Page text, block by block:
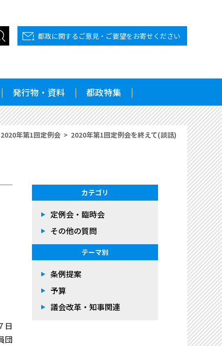
都政に関するご意見・ご要望をお寄せください
発行物・資料 都政特集
2020年第1回定例会 2020年第1回定例会を終えて(談話)
日
団
カテゴリ
定例会・臨時会
その他の質問
テーマ別
条例提案
予算
議会改革・知事関連